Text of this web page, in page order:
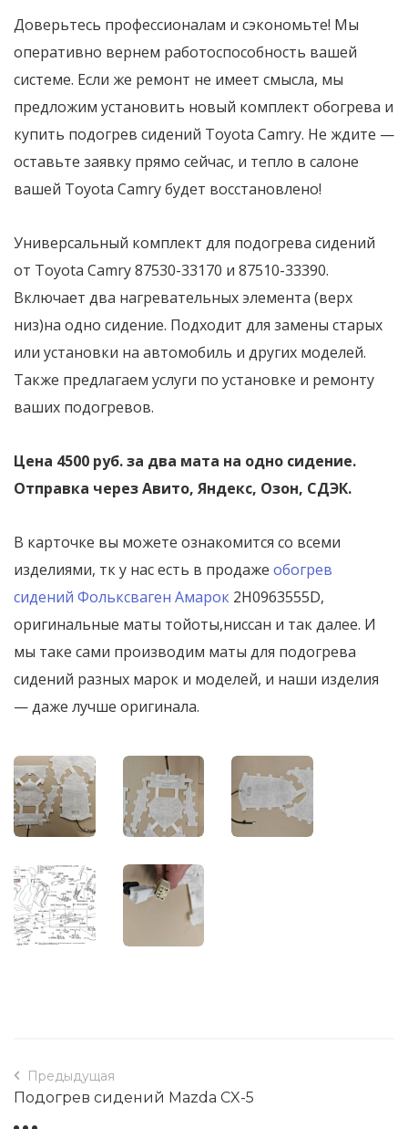
Доверьтесь профессионалам и сэкономьте! Мы
оперативно вернем работоспособность вашей
системе. Если же ремонт не имеет смысла, мы
предложим установить новый комплект обогрева и
купить подогрев сидений Toyota Camry. Не ждите —
оставьте заявку прямо сейчас, и тепло в салоне
вашей Toyota Camry будет восстановлено!
Универсальный комплект для подогрева сидений
от Toyota Camry 87530-33170 и 87510-33390.
Включает два нагревательных элемента (верх
низ)на одно сидение. Подходит для замены старых
или установки на автомобиль и других моделей.
Также предлагаем услуги по установке и ремонту
ваших подогревов.
Цена 4500 руб. за два мата на одно сидение.
Отправка через Авито, Яндекс, Озон, СДЭК.
В карточке вы можете ознакомится со всеми
изделиями, тк у нас есть в продаже обогрев
сидений Фольксваген Амарок 2H0963555D,
оригинальные маты тойоты,ниссан и так далее. И
мы таке сами производим маты для подогрева
сидений разных марок и моделей, и наши изделия
— даже лучше оригинала.
Предыдущая
Подогрев сидений Mazda CX-5